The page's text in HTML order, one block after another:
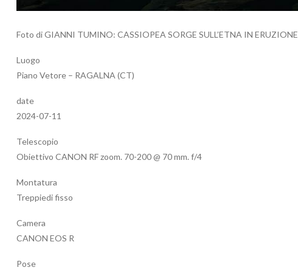
Foto di GIANNI TUMINO: CASSIOPEA SORGE SULL’ETNA IN ERUZIONE
Luogo
Piano Vetore – RAGALNA (CT)
date
2024-07-11
Telescopio
Obiettivo CANON RF zoom. 70-200 @ 70 mm. f/4
Montatura
Treppiedi fisso
Camera
CANON EOS R
Pose